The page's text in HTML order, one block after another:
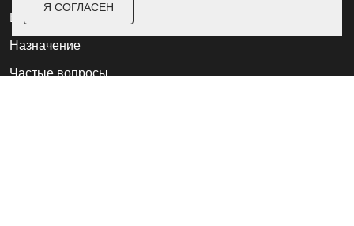
Выполненные проекты
Назначение
Частые вопросы
Я СОГЛАСЕН